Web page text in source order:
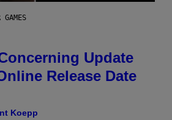
GAMES
Update
Release Date
Koepp